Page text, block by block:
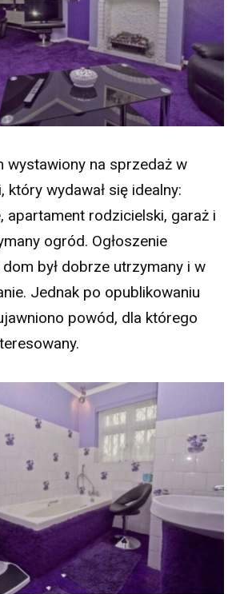
wystawiony na sprzedaż w
który wydawał się idealny:
apartament rodzicielski, garaż i
ogród. Ogłoszenie
dom był dobrze utrzymany i w
Jednak po opublikowaniu
powód, dla którego